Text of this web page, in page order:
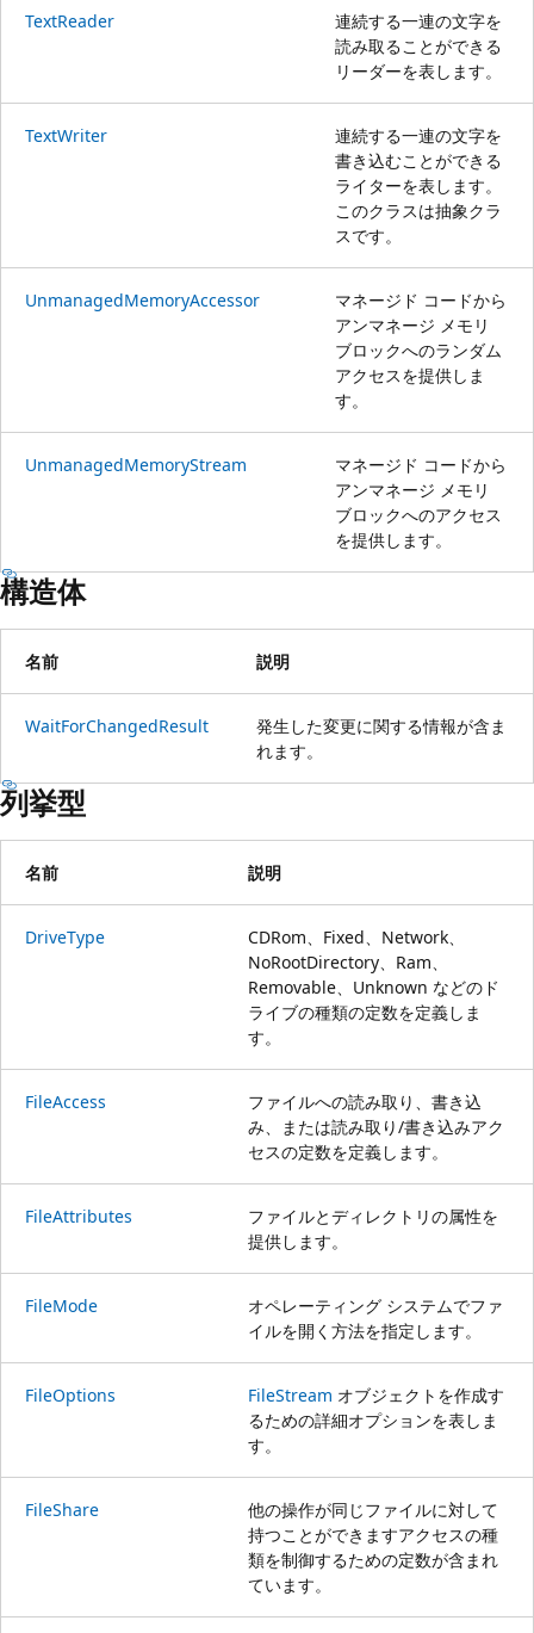
TextReader
連続する一連の文字を
読み取ることができる
リーダーを表します。
TextWriter
連続する一連の文字を
書き込むことができる
ライターを表します。
このクラスは抽象クラ
スです。
UnmanagedMemoryAccessor
マネージド コードから
アンマネージ メモリ
ブロックへのランダム
アクセスを提供しま
す。
UnmanagedMemoryStream
マネージド コードから
アンマネージ メモリ
ブロックへのアクセス
を提供します。
構造体
名前 説明
WaitForChangedResult
発生した変更に関する情報が含ま
れます。
列挙型
名前 説明
DriveType
CDRom、Fixed、Network、
NoRootDirectory、Ram、
Removable、Unknown などのド
ライブの種類の定数を定義しま
す。
FileAccess
ファイルへの読み取り、書き込
み、または読み取り/書き込みアク
セスの定数を定義します。
FileAttributes
ファイルとディレクトリの属性を
提供します。
FileMode
オペレーティング システムでファ
イルを開く方法を指定します。
FileOptions FileStream オブジェクトを作成す
るための詳細オプションを表しま
す。
FileShare
他の操作が同じファイルに対して
持つことができますアクセスの種
類を制御するための定数が含まれ
ています。